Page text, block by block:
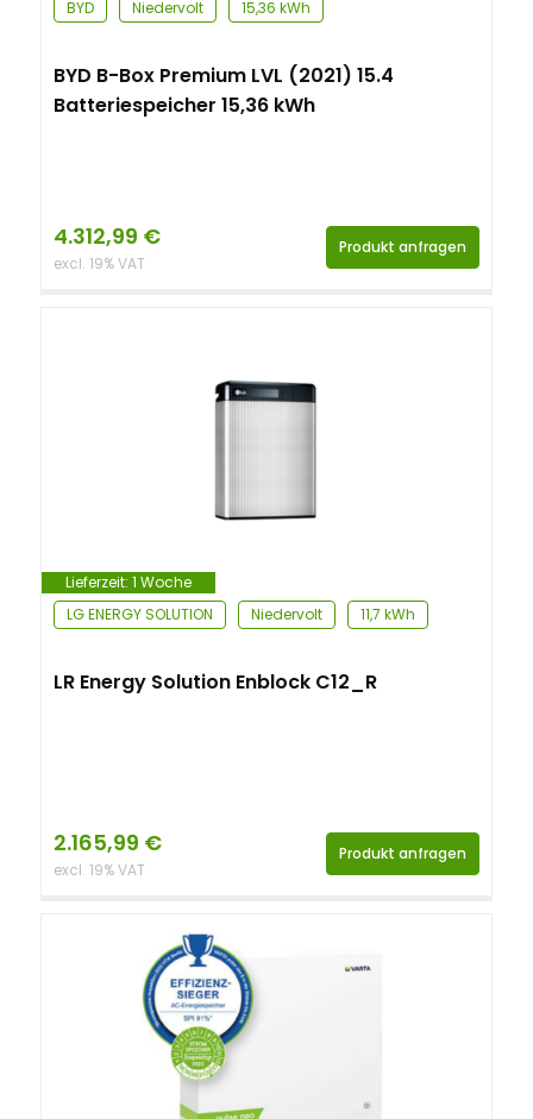
BYD Niedervolt 15,36 kWh
BYD B-Box Premium LVL (2021) 15.4
Batteriespeicher 15,36 kWh
4.312,99 €
excl. 19% VAT
Produkt anfragen
Lieferzeit: 1 Woche
LG ENERGY SOLUTION
Niedervolt 11,7 kWh
LR Energy Solution Enblock C12_R
2.165,99 €
excl. 19% VAT
Produkt anfragen